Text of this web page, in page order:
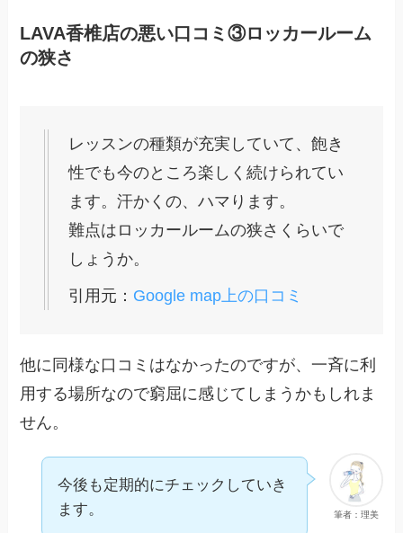
LAVA香椎店の悪い口コミ③ロッカールーム
の狭さ
レッスンの種類が充実していて、飽き
性でも今のところ楽しく続けられてい
ます。汗かくの、ハマります。
難点はロッカールームの狭さくらいで
しょうか。
引用元： Google map上の口コミ
他に同様な口コミはなかったのですが、一斉に利
用する場所なので窮屈に感じてしまうかもしれま
せん。
筆者：理美
今後も定期的にチェックしていき
ます。